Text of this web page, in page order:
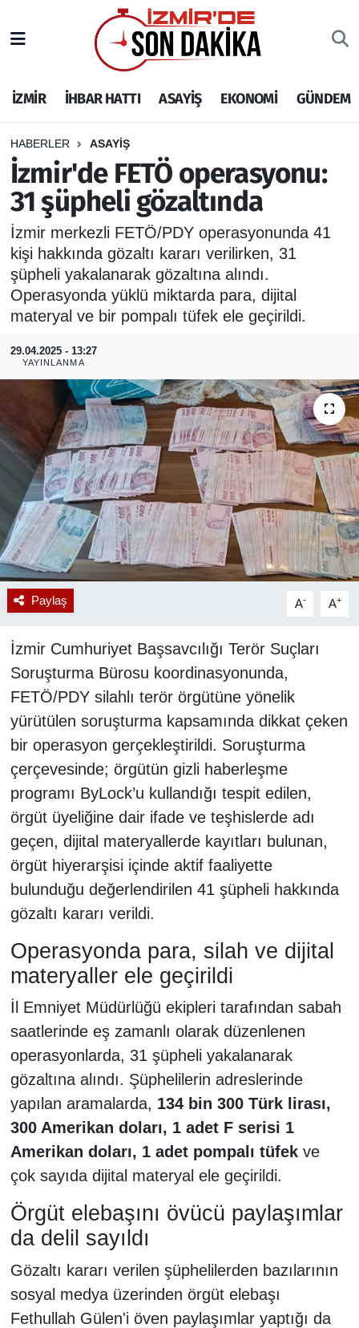
İZMİR İHBAR HATTI ASAYİŞ EKONOMİ GÜNDEM
HABERLER ASAYİŞ
İzmir'de FETÖ operasyonu:
31 şüpheli gözaltında
İzmir merkezli FETÖ/PDY operasyonunda 41
kişi hakkında gözaltı kararı verilirken, 31
şüpheli yakalanarak gözaltına alındı.
Operasyonda yüklü miktarda para, dijital
materyal ve bir pompalı tüfek ele geçirildi.
29.04.2025 - 13:27
YAYINLANMA
Paylaş A- A+
İzmir Cumhuriyet Başsavcılığı Terör Suçları
Soruşturma Bürosu koordinasyonunda,
FETÖ/PDY silahlı terör örgütüne yönelik
yürütülen soruşturma kapsamında dikkat çeken
bir operasyon gerçekleştirildi. Soruşturma
çerçevesinde; örgütün gizli haberleşme
programı ByLock’u kullandığı tespit edilen,
örgüt üyeliğine dair ifade ve teşhislerde adı
geçen, dijital materyallerde kayıtları bulunan,
örgüt hiyerarşisi içinde aktif faaliyette
bulunduğu değerlendirilen 41 şüpheli hakkında
gözaltı kararı verildi.
Operasyonda para, silah ve dijital
materyaller ele geçirildi
İl Emniyet Müdürlüğü ekipleri tarafından sabah
saatlerinde eş zamanlı olarak düzenlenen
operasyonlarda, 31 şüpheli yakalanarak
gözaltına alındı. Şüphelilerin adreslerinde
yapılan aramalarda, 134 bin 300 Türk lirası,
300 Amerikan doları, 1 adet F serisi 1
Amerikan doları, 1 adet pompalı tüfekve
çok sayıda dijital materyal ele geçirildi.
Örgüt elebaşını övücü paylaşımlar
da delil sayıldı
Gözaltı kararı verilen şüphelilerden bazılarının
sosyal medya üzerinden örgüt elebaşı
Fethullah Gülen'i öven paylaşımlar yaptığı da
İHBAR HATTI
DEPREM
GENEL
EKONOMİ
SİYASET
SPOR
ASAYİŞ
RESMİ REKLAM
İzmir Nöbetçi Eczaneler
İzmir Hava Durumu
İzmir Namaz Vakitleri
İzmir Trafik Yoğunluk Haritası
Puan Durumu ve Fikstür
Tüm Manşetler
Son Dakika Haberleri
Haber Arşivi